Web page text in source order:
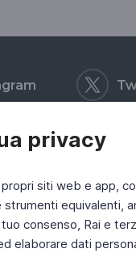
privacy
siti web e app,
equivalenti,
consenso, Rai e
elaborare dati